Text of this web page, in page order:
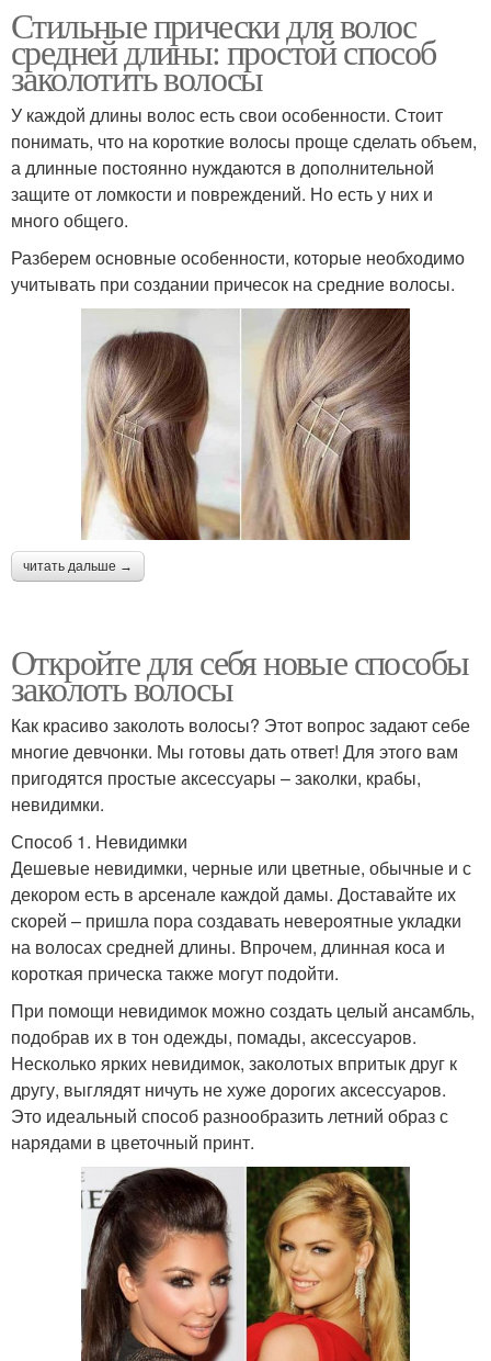
Стильные прически для волос
средней длины: простой способ
заколотить волосы
У каждой длины волос есть свои особенности. Стоит
понимать, что на короткие волосы проще сделать объем,
а длинные постоянно нуждаются в дополнительной
защите от ломкости и повреждений. Но есть у них и
много общего.
Разберем основные особенности, которые необходимо
учитывать при создании причесок на средние волосы.
читать дальше →
Откройте для себя новые способы
заколоть волосы
Как красиво заколоть волосы? Этот вопрос задают себе
многие девчонки. Мы готовы дать ответ! Для этого вам
пригодятся простые аксессуары – заколки, крабы,
невидимки.
Способ 1. Невидимки
Дешевые невидимки, черные или цветные, обычные и с
декором есть в арсенале каждой дамы. Доставайте их
скорей – пришла пора создавать невероятные укладки
на волосах средней длины. Впрочем, длинная коса и
короткая прическа также могут подойти.
При помощи невидимок можно создать целый ансамбль,
подобрав их в тон одежды, помады, аксессуаров.
Несколько ярких невидимок, заколотых впритык друг к
другу, выглядят ничуть не хуже дорогих аксессуаров.
Это идеальный способ разнообразить летний образ с
нарядами в цветочный принт.